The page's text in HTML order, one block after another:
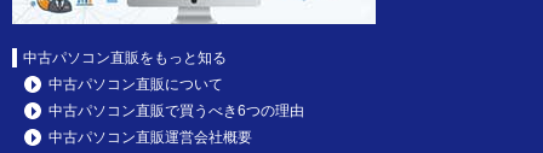
中古パソコン直販をもっと知る
中古パソコン直販について
中古パソコン直販で買うべき6つの理由
中古パソコン直販運営会社概要